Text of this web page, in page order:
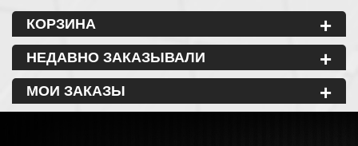
КОРЗИНА +
НЕДАВНО ЗАКАЗЫВАЛИ +
МОИ ЗАКАЗЫ +